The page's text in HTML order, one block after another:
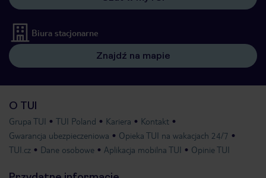
Biura stacjonarne
Znajdź na mapie
O TUI
Grupa TUI TUI Poland Kariera
Kontakt
Gwarancja ubezpieczeniowa
Opieka TUI na wakacjach 24/7
TUI.cz
Dane osobowe Aplikacja mobilna TUI Opinie TUI